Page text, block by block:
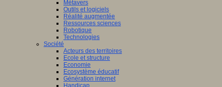
Métavers
Outils et logiciels
Réalité augmentée
Ressources sciences
Robotique
Technologies
Société
Acteurs des territoires
Ecole et structure
Economie
Ecosystème éducatif
Génération internet
Handicap